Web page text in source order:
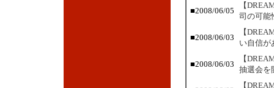
■2008/06/05
【
司の可能
■2008/06/03
【
い自信が
■2008/06/03
【
抽選会を
【